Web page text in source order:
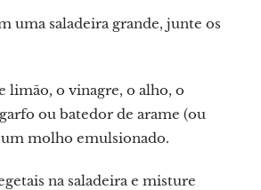
uma saladeira grande, junte os
limão, o vinagre, o alho, o
ou batedor de arame (ou
molho emulsionado.
na saladeira e misture